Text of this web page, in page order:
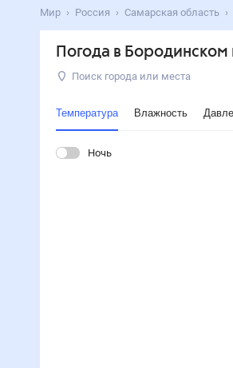
Мир Россия Самарская область
Погода в Бородинском
Поиск города или места
Температура Влажность
Ночь